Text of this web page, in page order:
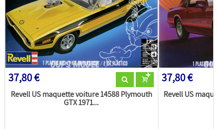
37,80 €
Revell US maquette voiture 14588 Plymouth
GTX 1971...
37,80 €
Revell US